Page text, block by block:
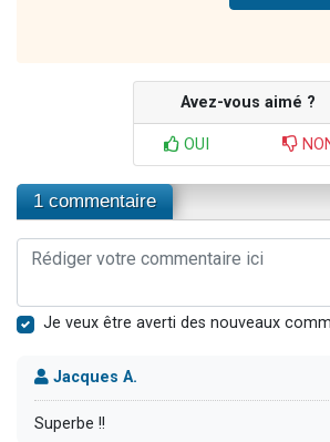
Avez-vous aimé ?
OUI
1 commentaire
Je veux être averti des nouveaux
Jacques A.
Superbe !!